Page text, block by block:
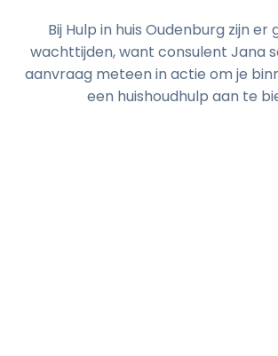
Bij Hulp in huis Oudenburg zijn er
wachttijden, want consulent Jana
aanvraag meteen in actie om je
een huishoudhulp aan te